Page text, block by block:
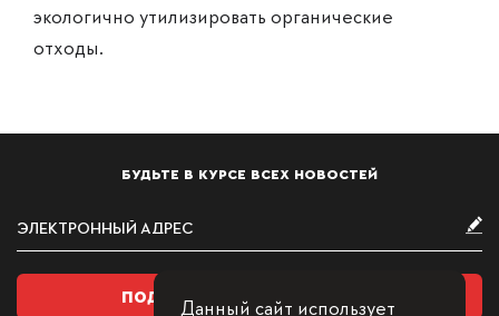
экологично утилизировать органические
отходы.
БУДЬТЕ В КУРСЕ ВСЕХ НОВОСТЕЙ
ПОДПИСАТЬСЯ НА РАССЫЛКУ
Данный сайт использует